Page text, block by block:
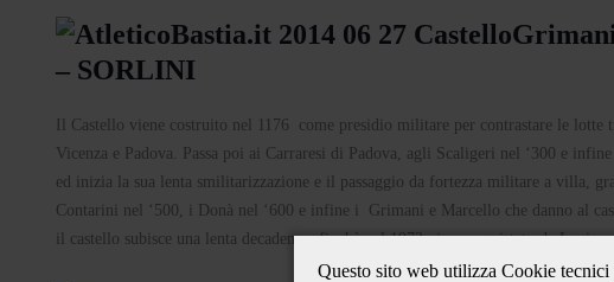
– SORLINI
Il Castello viene costruito nel 1176 come presidio militare per contrastare le lotte
Vicenza e Padova. Passa poi ai Carraresi di Padova, agli Scaligeri nel ‘300 e
ed inizia la sua lenta smilitarizzazione e il passaggio da fortezza militare a villa,
Contarini nel ‘500, i Donà nel ‘600 e infine i Grimani e Marcello che danno al
il castello subisce una lenta decadenza, finchè nel 1973 viene acquistato da
Questo sito web utilizza Cookie